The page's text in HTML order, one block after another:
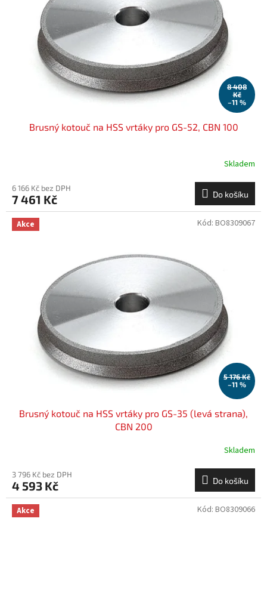
8 408
Kč
–11 %
Brusný kotouč na HSS vrtáky pro GS-52, CBN 100
Skladem
6 166 Kč bez DPH
7 461 Kč Do košíku
Akce
5 176 Kč
–11 %
Brusný kotouč na HSS vrtáky pro GS-35 (levá strana),
CBN 200
Skladem
3 796 Kč bez DPH
4 593 Kč Do košíku
Kód: BO8309067
Akce Kód: BO8309066